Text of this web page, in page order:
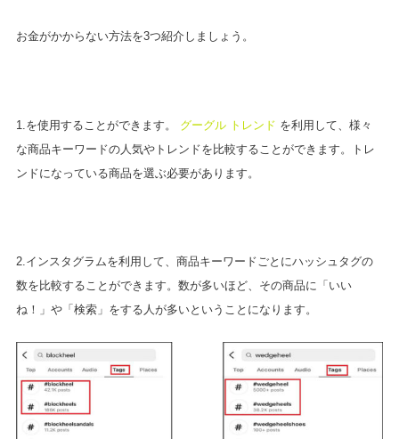
お金がかからない方法を3つ紹介しましょう。
1.を使用することができます。 グーグル トレンド を利用して、様々
な商品キーワードの人気やトレンドを比較することができます。トレ
ンドになっている商品を選ぶ必要があります。
2.インスタグラムを利用して、商品キーワードごとにハッシュタグの
数を比較することができます。数が多いほど、その商品に「いい
ね！」や「検索」をする人が多いということになります。